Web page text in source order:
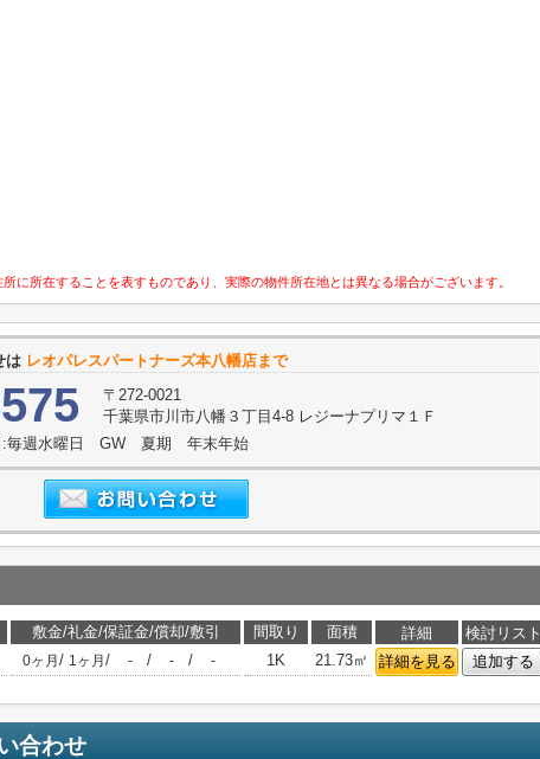
に所在することを表すものであり、実際の物件所在地とは異なる場合がございます。
は レオパレスパートナーズ本八幡店まで
〒272-0021
千葉県市川市八幡３丁目4-8 レジーナプリマ１Ｆ
:毎週水曜日 GW 夏期 年末年始
敷金/礼金/保証金/償却/敷引 間取り 面積 詳細
検討リスト
0ヶ月 / 1ヶ月 / - / - / - 1K 21.73㎡ 詳細を見る 追加する
合わせ